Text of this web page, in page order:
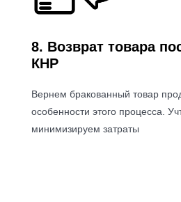
8. Возврат товара
КНР
Вернем бракованный товар
особенности этого процесса.
минимизируем затраты